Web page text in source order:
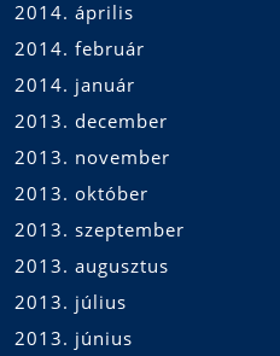
2014. április
2014. február
2014. január
2013. december
2013. november
2013. október
2013. szeptember
2013. augusztus
2013. július
2013. június